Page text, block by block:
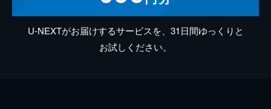
U-NEXTがお届けするサービスを、31日間ゆっくりと
お試しください。